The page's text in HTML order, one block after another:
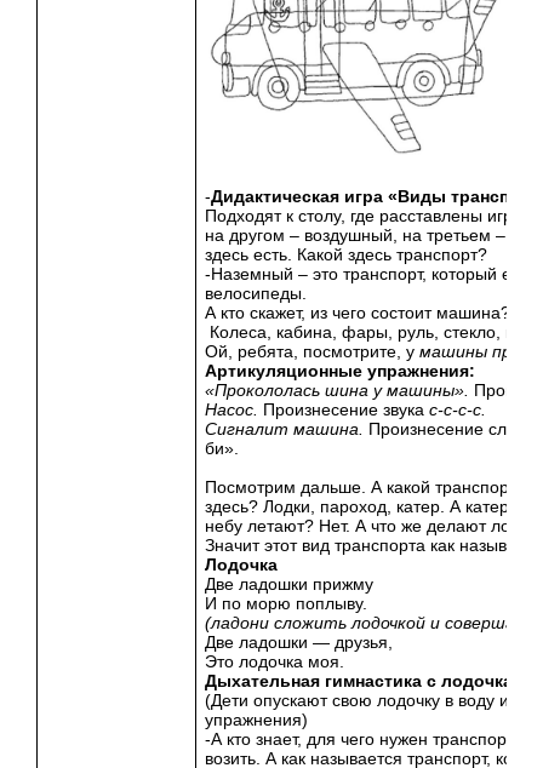
-Дидактическая игра «Виды
Подходят к столу, где расставлены
на другом – воздушный, на третьем –
здесь есть. Какой здесь транспорт?
-Наземный – это транспорт, который
велосипеды.
А кто скажет, из чего
Колеса, кабина, фары,
Ой, ребята, посмотрите, умашины
Артикуляционные упражнения:
«Прокололась шина у машины».
Насос. Произнесение звукас-с-с-с.
Сигналит машина. Произнесение
би».
Посмотрим дальше. А какой транспорт
здесь? Лодки, пароход, катер. А катера
небу летают? Нет. А что же делают
Значит этот вид транспорта как
Лодочка
Две ладошки прижму
И по морю поплыву.
(ладони сложить лодочкой и совершать
Две ладошки — друзья,
Это лодочка моя.
Дыхательная гимнастика с лодочками
(Дети опускают свою лодочку в воду и
упражнения)
-А кто знает, для чего нужен транспорт?
возить. А как называется транспорт,